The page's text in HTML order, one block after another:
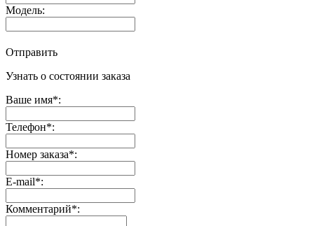
Модель:
Отправить
Узнать о состоянии заказа
Ваше имя*:
Телефон*:
Номер заказа*:
E-mail*:
Комментарий*: